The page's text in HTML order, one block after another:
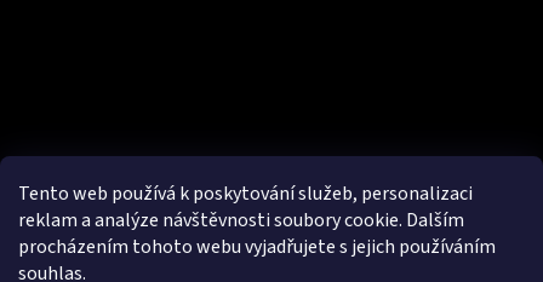
Tento web používá k poskytování služeb, personalizaci
reklam a analýze návštěvnosti soubory cookie. Dalším
procházením tohoto webu vyjadřujete s jejich používáním
souhlas.